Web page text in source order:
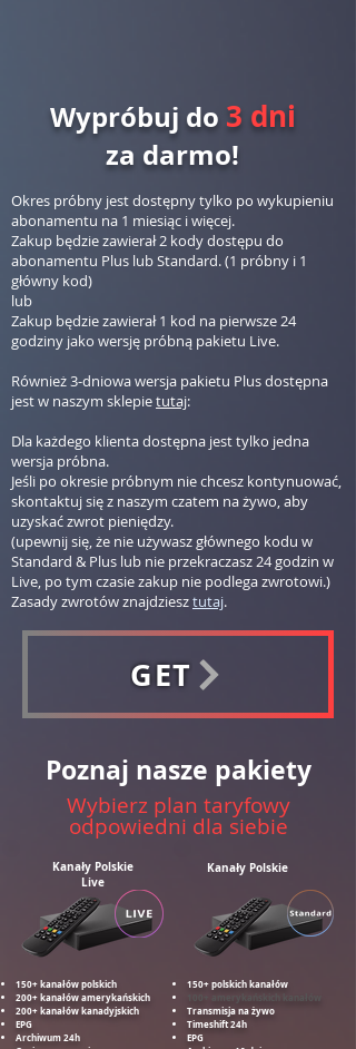
Wypróbuj do 3 dni
za darmo!
Okres próbny jest dostępny tylko po wykupieniu
abonamentu na 1 miesiąc i więcej.
Zakup będzie zawierał 2 kody dostępu do
abonamentu Plus lub Standard. (1 próbny i 1
główny kod)
lub
Zakup będzie zawierał 1 kod na pierwsze 24
godziny jako wersję próbną pakietu Live.
Również 3-dniowa wersja pakietu Plus dostępna
jest w naszym sklepietutaj:
Dla każdego klienta dostępna jest tylko jedna
wersja próbna.
Jeśli po okresie próbnym nie chcesz kontynuować,
skontaktuj się z naszym czatem na żywo, aby
uzyskać zwrot pieniędzy.
(upewnij się, że nie używasz głównego kodu w
Standard & Plus lub nie przekraczasz 24 godzin w
Live, po tym czasie zakup nie podlega zwrotowi.)
Zasady zwrotów znajdziesztutaj.
GET
Poznaj nasze pakiety
Wybierz plan taryfowy
odpowiedni dla siebie
Kanały Polskie
Live
150+ kanałów polskich
200+ kanałów amerykańskich
200+ kanałów kanadyjskich
EPG
Archiwum 24h
Kanały Polskie
150+ polskich kanałów
100+ amerykańskich kanałów
Transmisja na żywo
Timeshift 24h
EPG